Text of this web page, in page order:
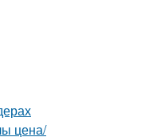
цена/